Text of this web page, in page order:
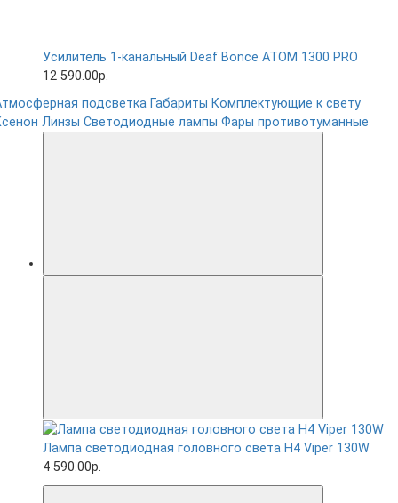
Усилитель 1-канальный Deaf Bonce ATOM 1300 PRO
12 590.00р.
подсветка Габариты Комплектующие к свету
Линзы Светодиодные лампы Фары противотуманные
Лампа светодиодная головного света H4 Viper 130W
4 590.00р.